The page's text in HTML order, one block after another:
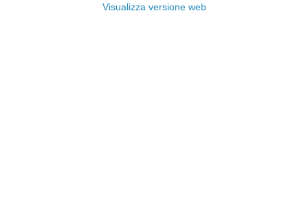
Visualizza versione web